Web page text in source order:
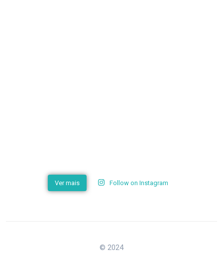
Ver mais Follow on Instagram
© 2024